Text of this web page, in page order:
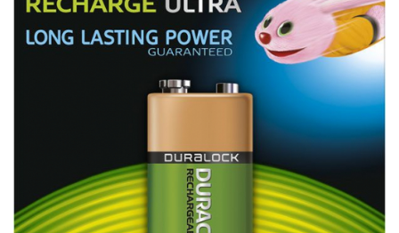
Sisteme de management (BMS)
Redresoare, incarcatoare si testere
Redresoare auto, moto, barci si